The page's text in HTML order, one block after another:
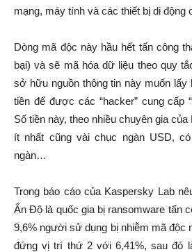
mạng, máy tính và các thiết bị di động
Dòng mã độc này hầu hết tấn công
bại) và sẽ mã hóa dữ liệu theo quy
sở hữu nguồn thông tin này muốn lấy
tiền để được các “hacker” cung cấp
Số tiền này, theo nhiều chuyên gia
ít nhất cũng vài chục ngàn USD,
ngàn…
Trong báo cáo của Kaspersky Lab
Ấn Độ là quốc gia bị ransomware tấn
9,6% người sử dụng bị nhiễm mã độc
đứng vị trí thứ 2 với 6,41%, sau đó